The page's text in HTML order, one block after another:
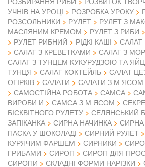
УЧНІВ НА УРОЦІ
РОЗРОБКА УРОКУ
РОЗСОЛЬНИКИ
РУЛЕТ РУЛЕТ З
МАСЛЯНИМ КРЕМОМ
РУЛЕТ З РИБИ
РУЛЕТ РИБНИЙ
РІДКІ КАШІ САЛАТ
САЛАТ З КРЕВЕТКАМИ
САЛАТ З
САЛАТ З ТУНЦЕМ КУКУРУДЗОЮ ТА
ТУНЦЯ
САЛАТ КОКТЕЙЛЬ САЛАТ
ОГІРКІВ
САЛАТИ САЛАТИ З М ЯСОМ
САМОСТІЙНА РОБОТА
САМСА
ВИРОБИ И
САМСА З М ЯСОМ
БІСКВІТНОГО РУЛЕТУ
СЕЛЯНСЬКИЙ
ЗАПІКАНКА
СИРНА НАЧИНКА
ПАСКА У ШОКОЛАДІ
СИРНИЙ РУЛЕТ
КУРЯЧИМ ФАРШЕМ
СИРНИКИ
ГРИБАМИ
СИРОП
СИРОП ДЛЯ
СИРОПИ
СКЛАДНІ ФОРМИ НАРІЗКИ